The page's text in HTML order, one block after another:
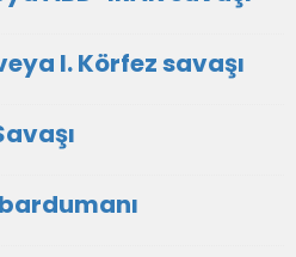
I. Körfez savaşı